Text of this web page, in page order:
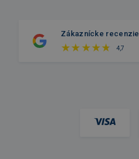
Zákaznícke recenzie
4,7